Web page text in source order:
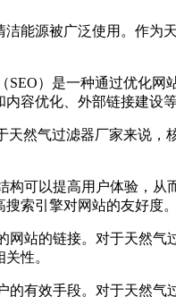
能源被广泛使用。作
）是一种通过优化
容优化、外部链接建设等
然气过滤器厂家来说
构可以提高用户体验，
索引擎对网站的友好度。
站的链接。对于天然
性。
有效手段。对于天然